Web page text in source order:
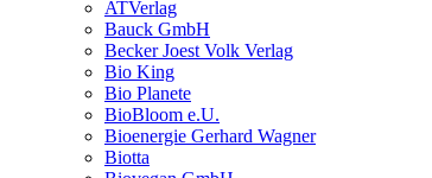
ATVerlag
Bauck GmbH
Becker Joest Volk Verlag
Bio King
Bio Planete
BioBloom e.U.
Bioenergie Gerhard Wagner
Biotta